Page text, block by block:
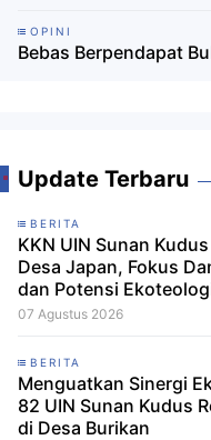
OPINI
Bebas Berpendapat
Update Terbaru
BERITA
KKN UIN Sunan
Desa Japan, Fokus
dan Potensi
07 Agustus 2026
BERITA
Menguatkan Sinergi
82 UIN Sunan Kudus
di Desa Burikan